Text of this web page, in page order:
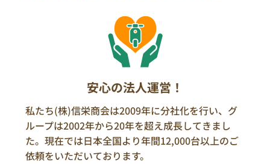
安心の法人運営！
私たち(株)信栄商会は2009年に分社化を行い、グ
ループは2002年から20年を超え成長してきまし
た。現在では日本全国より年間12,000台以上のご
依頼をいただいております。